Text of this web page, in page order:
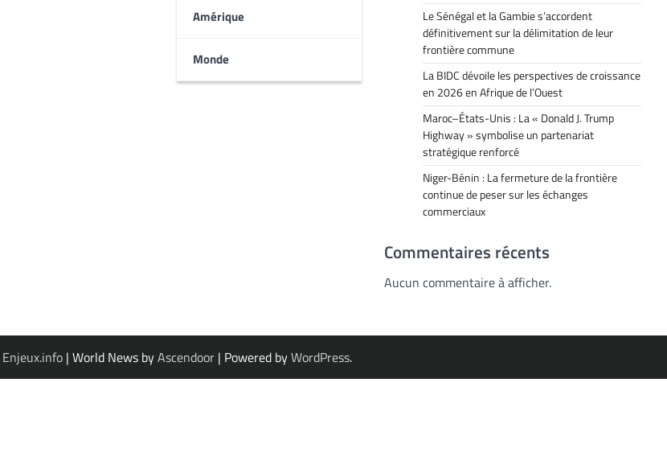
Amérique
Monde
Le Sénégal et la Gambie s’accordent
définitivement sur la délimitation de leur
frontière commune
La BIDC dévoile les perspectives de croissance
en 2026 en Afrique de l’Ouest
Maroc–États-Unis : La « Donald J. Trump
Highway » symbolise un partenariat
stratégique renforcé
Niger-Bénin : La fermeture de la frontière
continue de peser sur les échanges
commerciaux
Commentaires récents
Aucun commentaire à afficher.
Enjeux.info| World News byAscendoor| Powered byWordPress.